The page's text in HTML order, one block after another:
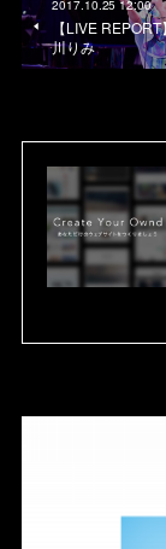
2017.10.25 12:00
【LIVE
川りみ